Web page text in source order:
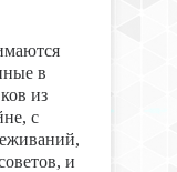
в
из
с
и